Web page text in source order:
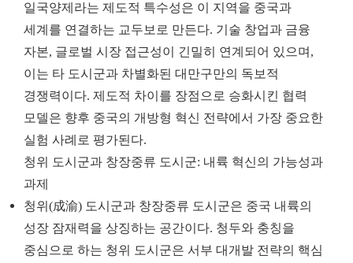
일국양제라는 제도적 특수성은 이 지역을 중국과
세계를 연결하는 교두보로 만든다. 기술 창업과 금융
자본, 글로벌 시장 접근성이 긴밀히 연계되어 있으며,
이는 타 도시군과 차별화된 대만구만의 독보적
경쟁력이다. 제도적 차이를 장점으로 승화시킨 협력
모델은 향후 중국의 개방형 혁신 전략에서 가장 중요한
실험 사례로 평가된다.
청위 도시군과 창장중류 도시군: 내륙 혁신의 가능성과
과제
청위(成渝) 도시군과 창장중류 도시군은 중국 내륙의
성장 잠재력을 상징하는 공간이다. 청두와 충칭을
중심으로 하는 청위 도시군은 서부 대개발 전략의 핵심